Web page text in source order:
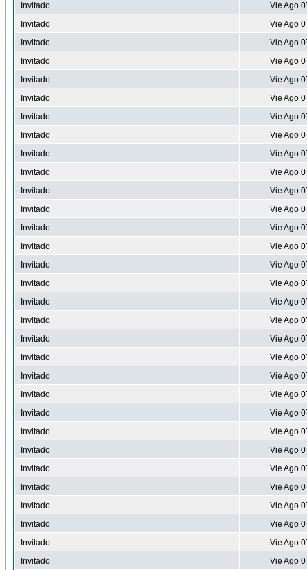
Invitado
Vie Ago
Invitado
Vie Ago
Invitado
Vie Ago
Invitado
Vie Ago
Invitado
Vie Ago
Invitado
Vie Ago
Invitado
Vie Ago
Invitado
Vie Ago
Invitado
Vie Ago
Invitado
Vie Ago
Invitado
Vie Ago
Invitado
Vie Ago
Invitado
Vie Ago
Invitado
Vie Ago
Invitado
Vie Ago
Invitado
Vie Ago
Invitado
Vie Ago
Invitado
Vie Ago
Invitado
Vie Ago
Invitado
Vie Ago
Invitado
Vie Ago
Invitado
Vie Ago
Invitado
Vie Ago
Invitado
Vie Ago
Invitado
Vie Ago
Invitado
Vie Ago
Invitado
Vie Ago
Invitado
Vie Ago
Invitado
Vie Ago
Invitado
Vie Ago
Invitado
Vie Ago